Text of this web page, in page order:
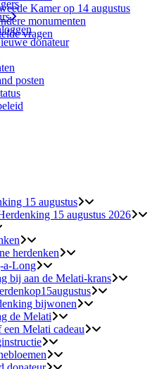
Kamer op 14 augustus
monumenten
vragen
donateur
posten
15 augustus
15 augustus 2026
herdenken
a-Long
bij aan de Melati-krans
bijwonen
de Melati
een Melati cadeau